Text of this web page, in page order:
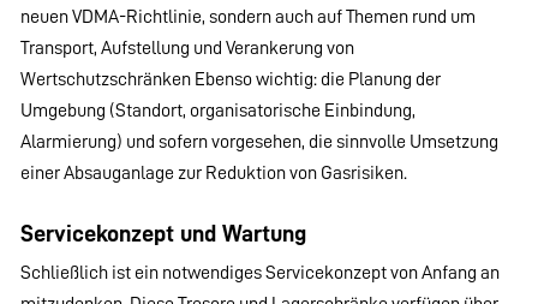
neuen VDMA-Richtlinie, sondern auch auf Themen rund um
Transport, Aufstellung und Verankerung von
Wertschutzschränken Ebenso wichtig: die Planung der
Umgebung (Standort, organisatorische Einbindung,
Alarmierung) und sofern vorgesehen, die sinnvolle Umsetzung
einer Absauganlage zur Reduktion von Gasrisiken.
Servicekonzept und Wartung
Schließlich ist ein notwendiges Servicekonzept von Anfang an